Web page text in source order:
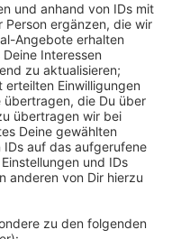
haben und sich
Wahlen
des
eine mehrstündige
in Höhe von 50
oder
2025 zur
auch für eine
28. September
hat, meldet sich
4 (alte